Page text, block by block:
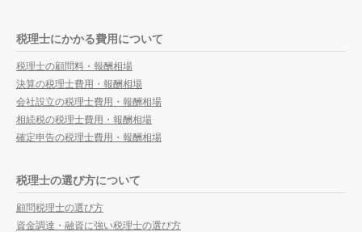
税理士にかかる費用について
税理士の顧問料・報酬相場
決算の税理士費用・報酬相場
会社設立の税理士費用・報酬相場
相続税の税理士費用・報酬相場
確定申告の税理士費用・報酬相場
税理士の選び方について
顧問税理士の選び方
資金調達・融資に強い税理士の選び方